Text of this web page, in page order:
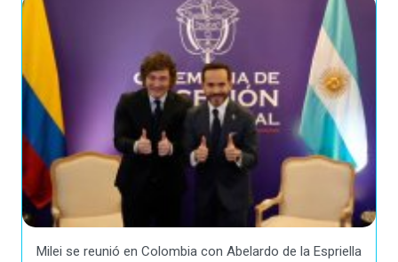
Milei se reunió en Colombia con Abelardo de la Espriella